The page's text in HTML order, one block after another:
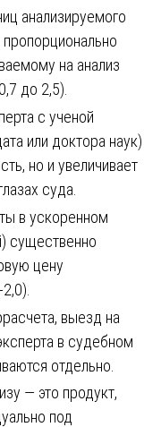
анализируемого
на анализ
до 2,5).
с ученой
или доктора наук)
но и увеличивает
суда.
в ускоренном
существенно
цену
выезд на
в судебном
отдельно.
— это продукт,
под